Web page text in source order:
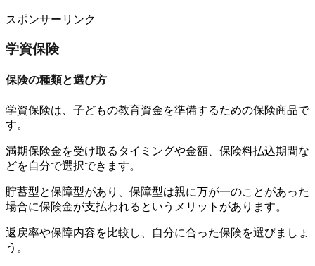
スポンサーリンク
学資保険
保険の種類と選び方
学資保険は、子どもの教育資金を準備するための保険商品で
す。
満期保険金を受け取るタイミングや金額、保険料払込期間な
どを自分で選択できます。
貯蓄型と保障型があり、保障型は親に万が一のことがあった
場合に保険金が支払われるというメリットがあります。
返戻率や保障内容を比較し、自分に合った保険を選びましょ
う。